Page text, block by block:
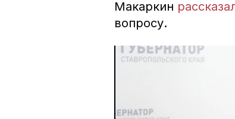
Макаркин
вопросу.